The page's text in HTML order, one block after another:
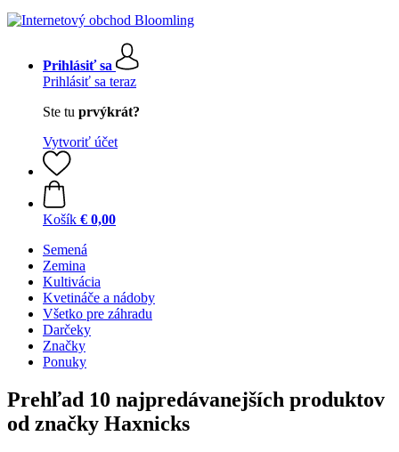
Prihlásiť sa
Prihlásiť sa teraz
Ste tu prvýkrát?
Vytvoriť účet
Košík € 0,00
Semená
Zemina
Kultivácia
Kvetináče a nádoby
Všetko pre záhradu
Darčeky
Značky
Ponuky
Prehľad 10 najpredávanejších produktov
od značky Haxnicks